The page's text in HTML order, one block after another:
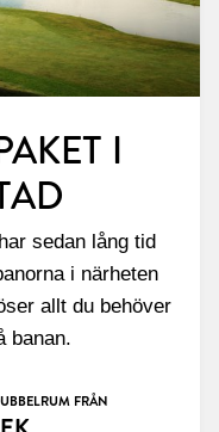
I
sedan lång tid
i närheten
allt du behöver
banan.
FRÅN